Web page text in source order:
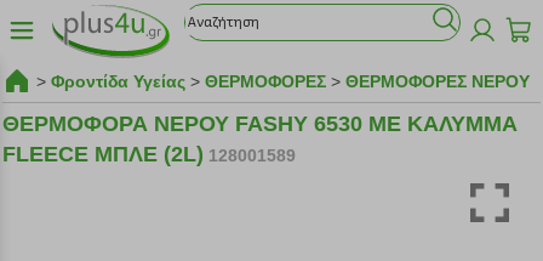
> Φροντίδα Υγείας > ΘΕΡΜΟΦΟΡΕΣ > ΘΕΡΜΟΦΟΡΕΣ ΝΕΡΟΥ
ΘΕΡΜΟΦΟΡΑ ΝΕΡΟΥ FASHY 6530 ΜΕ ΚΑΛΥΜΜΑ
FLEECE ΜΠΛΕ (2L) 128001589